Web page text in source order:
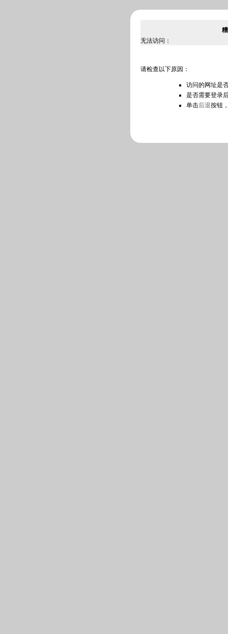
无法访问：
请检查以下原因：
访问的网址是
是否需要登录
单击后退按钮